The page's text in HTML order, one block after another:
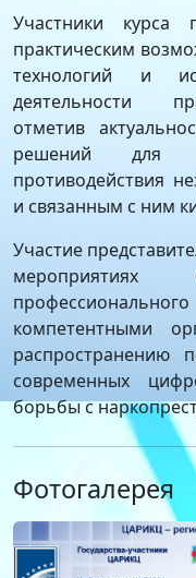
Участники курса
практическим
технологий и
деятельности
отметив
решений для
противодействия
и связанным с ним
Участие
мероприятиях
компетентными
распространению
современных
борьбы с
Фотогалерея